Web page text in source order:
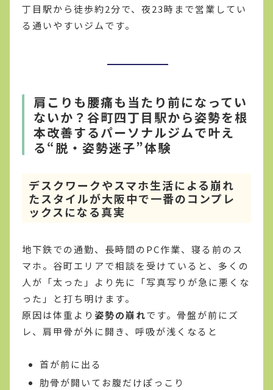
丁目駅から徒歩約2分で、夜23時まで営業してい
る通いやすいジムです。
肩こりも腰痛も当たり前になってい
ないか？谷町四丁目駅から姿勢を根
本改善するパーソナルジムで叶え
る“脱・姿勢迷子”体験
デスクワークやスマホ生活による崩れ
たスタイルが大阪中で一番のコンプレ
ックスになる真実
地下鉄での通勤、長時間のPC作業、寝る前のス
マホ。谷町エリアで相談を受けていると、多くの
人が「太った」より先に「写真写りが急に悪くな
った」と打ち明けます。
原因は体重より 姿勢の崩れです。骨盤が前にズ
レ、肩甲骨が外に開き、呼吸が浅くなると
首が前に出る
肋骨が開いてお腹だけぽっこり